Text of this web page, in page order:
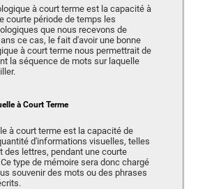
à court terme est la capacité à
courte période de temps les
que nous recevons de
ce cas, le fait d'avoir une bonne
à court terme nous permettrait de
la séquence de mots sur laquelle
à Court Terme
à court terme est la capacité de
d'informations visuelles, telles
des lettres, pendant une courte
type de mémoire sera donc chargé
souvenir des mots ou des phrases